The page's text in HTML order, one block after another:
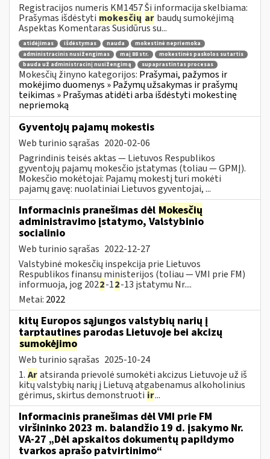
Registracijos numeris KM1457 Ši informacija skelbiama:
Prašymas išdėstyti mokesčių ar baudų sumokėjimą
Aspektas Komentaras Susidūrus su...
atidėjimas išdėstymas nauda
mokestinė nepriemoka
administracinis nusižengimas
maį 88 str.
mokestinės paskolos sutartis
bauda už administracinį nusižengimą
supaprastintas procesas
Mokesčių žinyno kategorijos: Prašymai, pažymos ir
mokėjimo duomenys » Pažymų užsakymas ir prašymų
teikimas » Prašymas atidėti arba išdėstyti mokestinę
nepriemoką
Gyventojų pajamų mokestis
Web turinio sąrašas 2020-02-06
Pagrindinis teisės aktas — Lietuvos Respublikos
gyventojų pajamų mokesčio įstatymas (toliau — GPMĮ).
Mokesčio mokėtojai: Pajamų mokestį turi mokėti
pajamų gavę: nuolatiniai Lietuvos gyventojai, ...
Informacinis pranešimas dėl Mokesčių
administravimo įstatymo, Valstybinio
socialinio
Web turinio sąrašas 2022-12-27
Valstybinė mokesčių inspekcija prie Lietuvos
Respublikos finansų ministerijos (toliau — VMI prie FM)
informuoja, jog 2022-12-13 įstatymu Nr....
Metai: 2022
kitų Europos sąjungos valstybių narių į
tarptautines parodas Lietuvoje bei akcizų
sumokėjimo
Web turinio sąrašas 2025-10-24
1. Aratsiranda prievolė sumokėti akcizus Lietuvoje už iš
kitų valstybių narių į Lietuvą atgabenamus alkoholinius
gėrimus, skirtus demonstruoti ir...
Informacinis pranešimas dėl VMI prie FM
viršininko 2023 m. balandžio 19 d. įsakymo Nr.
VA-27 „Dėl apskaitos dokumentų papildymo
tvarkos aprašo patvirtinimo“